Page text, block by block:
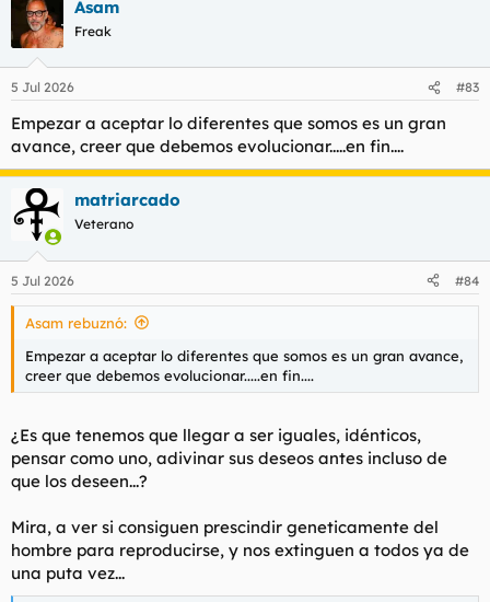
Asam
Freak
5 Jul 2026 #83
Empezar a aceptar lo diferentes que somos es un gran
avance, creer que debemos evolucionar.....en fin....
matriarcado
Veterano
5 Jul 2026 #84
Asam rebuznó:
Empezar a aceptar lo diferentes que somos es un gran avance,
creer que debemos evolucionar.....en fin....
¿Es que tenemos que llegar a ser iguales, idénticos,
pensar como uno, adivinar sus deseos antes incluso de
que los deseen...?
Mira, a ver si consiguen prescindir geneticamente del
hombre para reproducirse, y nos extinguen a todos ya de
una puta vez...